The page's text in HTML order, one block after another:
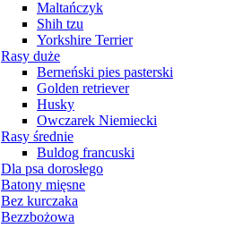
Maltańczyk
Shih tzu
Yorkshire Terrier
Rasy duże
Berneński pies pasterski
Golden retriever
Husky
Owczarek Niemiecki
Rasy średnie
Buldog francuski
Dla psa dorosłego
Batony mięsne
Bez kurczaka
Bezzbożowa